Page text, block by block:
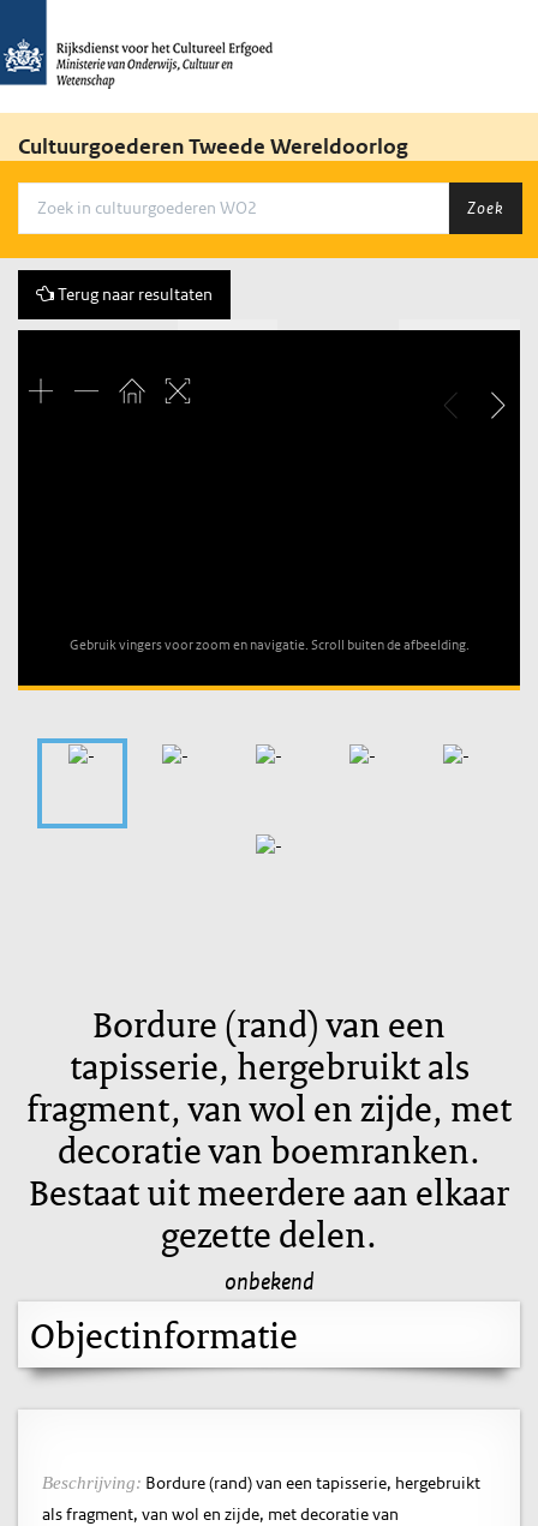
Cultuurgoederen Tweede Wereldoorlog
Zoek
Terug naar resultaten
Gebruik vingers voor zoom en navigatie. Scroll buiten de afbeelding.
Bordure (rand) van een
tapisserie, hergebruikt als
fragment, van wol en zijde, met
decoratie van boemranken.
Bestaat uit meerdere aan elkaar
gezette delen.
onbekend
Objectinformatie
Beschrijving: Bordure (rand) van een tapisserie, hergebruikt
als fragment, van wol en zijde, met decoratie van